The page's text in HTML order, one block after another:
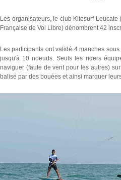
Les organisateurs, le club Kitesurf Leucate
Française de Vol Libre) dénombrent 42
Les participants ont validé 4 manches
jusqu'à 10 noeuds. Seuls les riders
naviguer (faute de vent pour les autres)
balisé par des bouées et ainsi marquer